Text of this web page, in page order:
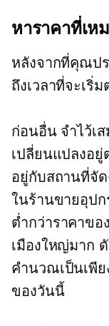
หาราคาที่เห
หลังจากที่คุณป
ถึงเวลาที่จะเริ่
ก่อนอื่น จำไว้เ
เปลี่ยนแปลงอ
อยู่กับสถานที่จั
ในร้านขายอุป
ต่ำกว่าราคาข
เมืองใหญ่มาก
คำนวณเป็นเพี
ของวันนี้